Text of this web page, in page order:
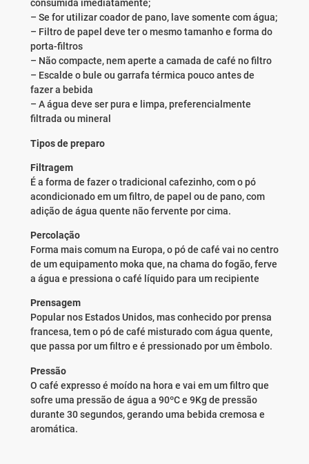
consumida imediatamente;
– Se for utilizar coador de pano, lave somente com água;
– Filtro de papel deve ter o mesmo tamanho e forma do
porta-filtros
– Não compacte, nem aperte a camada de café no filtro
– Escalde o bule ou garrafa térmica pouco antes de
fazer a bebida
– A água deve ser pura e limpa, preferencialmente
filtrada ou mineral
Tipos de preparo
Filtragem
É a forma de fazer o tradicional cafezinho, com o pó
acondicionado em um filtro, de papel ou de pano, com
adição de água quente não fervente por cima.
Percolação
Forma mais comum na Europa, o pó de café vai no centro
de um equipamento moka que, na chama do fogão, ferve
a água e pressiona o café líquido para um recipiente
Prensagem
Popular nos Estados Unidos, mas conhecido por prensa
francesa, tem o pó de café misturado com água quente,
que passa por um filtro e é pressionado por um êmbolo.
Pressão
O café expresso é moído na hora e vai em um filtro que
sofre uma pressão de água a 90ºC e 9Kg de pressão
durante 30 segundos, gerando uma bebida cremosa e
aromática.